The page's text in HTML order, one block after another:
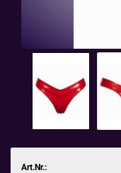
Art.Nr.: